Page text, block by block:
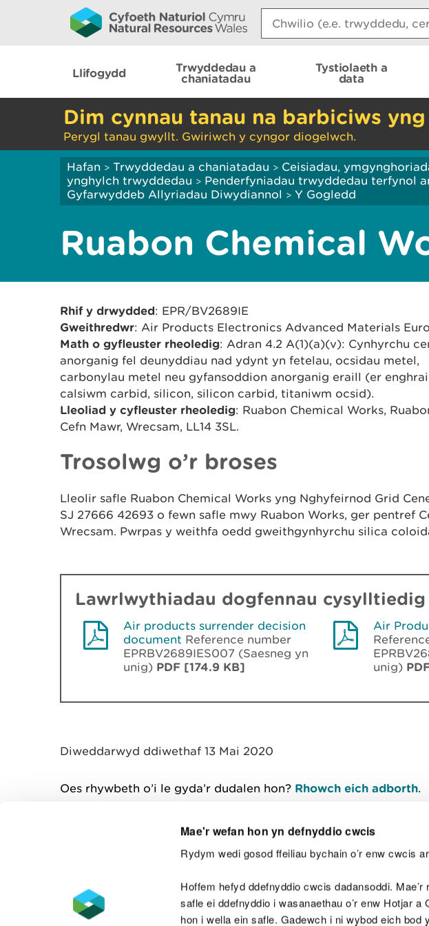
Mae'r wefan hon yn defnyddio cwcis
Rydym wedi gosod ffeiliau bychain o’r enw cwcis
Hoffem hefyd ddefnyddio cwcis dadansoddi.
safle ei ddefnyddio i wasanaethau o’r enw Hotjar
hon i wella ein safle. Gadewch i ni wybod eich
Search:
Llifogydd
Trwyddedau a
chaniatadau
Tystiolaeth a
data
Dim cynnau tanau na barbiciws
Perygl tanau gwyllt. Gwiriwch y cyngor diogelwch.
Hafan > Trwyddedau a chaniatadau > Ceisiadau,
ynghylch trwyddedau > Penderfyniadau trwyddedau terfynol
Gyfarwyddeb Allyriadau Diwydiannol > Y Gogledd
Ruabon Chemical
Rhif y drwydded: EPR/BV2689IE
Gweithredwr: Air Products Electronics Advanced Materials
Math o gyfleuster rheoledig: Adran 4.2 A(1)(a)(v): Cynhyrchu
anorganig fel deunyddiau nad ydynt yn fetelau, ocsidau metel,
carbonylau metel neu gyfansoddion anorganig eraill (er
calsiwm carbid, silicon, silicon carbid, titaniwm ocsid).
Lleoliad y cyfleuster rheoledig: Ruabon Chemical Works,
Cefn Mawr, Wrecsam, LL14 3SL.
Trosolwg o’r broses
Lleolir safle Ruabon Chemical Works yng Nghyfeirnod Grid
SJ 27666 42693 o fewn safle mwy Ruabon Works, ger pentref
Wrecsam. Pwrpas y weithfa oedd gweithgynhyrchu silica
Lawrlwythiadau dogfennau cysylltiedig
Air products surrender decision
document Reference number
EPRBV2689IES007 (Saesneg yn
unig) PDF [174.9 KB]
Air
unig)
Diweddarwyd ddiwethaf 13 Mai 2020
Oes rhywbeth o’i le gyda’r dudalen hon? Rhowch eich adborth.